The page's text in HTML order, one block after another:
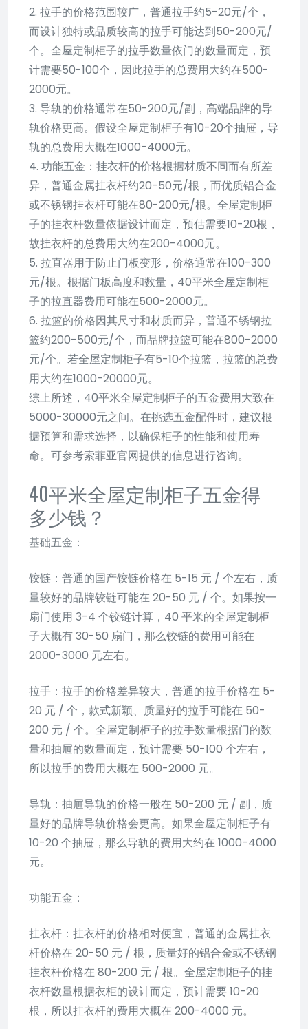
2. 拉手的价格范围较广，普通拉手约5-20元/个，
而设计独特或品质较高的拉手可能达到50-200元/
个。全屋定制柜子的拉手数量依门的数量而定，预
计需要50-100个，因此拉手的总费用大约在500-
2000元。
3. 导轨的价格通常在50-200元/副，高端品牌的导
轨价格更高。假设全屋定制柜子有10-20个抽屉，导
轨的总费用大概在1000-4000元。
4. 功能五金：挂衣杆的价格根据材质不同而有所差
异，普通金属挂衣杆约20-50元/根，而优质铝合金
或不锈钢挂衣杆可能在80-200元/根。全屋定制柜
子的挂衣杆数量依据设计而定，预估需要10-20根，
故挂衣杆的总费用大约在200-4000元。
5. 拉直器用于防止门板变形，价格通常在100-300
元/根。根据门板高度和数量，40平米全屋定制柜
子的拉直器费用可能在500-2000元。
6. 拉篮的价格因其尺寸和材质而异，普通不锈钢拉
篮约200-500元/个，而品牌拉篮可能在800-2000
元/个。若全屋定制柜子有5-10个拉篮，拉篮的总费
用大约在1000-20000元。
综上所述，40平米全屋定制柜子的五金费用大致在
5000-30000元之间。在挑选五金配件时，建议根
据预算和需求选择，以确保柜子的性能和使用寿
命。可参考索菲亚官网提供的信息进行咨询。
40平米全屋定制柜子五金得
多少钱？
基础五金：
铰链：普通的国产铰链价格在 5-15 元 / 个左右，质
量较好的品牌铰链可能在 20-50 元 / 个。如果按一
扇门使用 3-4 个铰链计算，40 平米的全屋定制柜
子大概有 30-50 扇门，那么铰链的费用可能在
2000-3000 元左右。
拉手：拉手的价格差异较大，普通的拉手价格在 5-
20 元 / 个，款式新颖、质量好的拉手可能在 50-
200 元 / 个。全屋定制柜子的拉手数量根据门的数
量和抽屉的数量而定，预计需要 50-100 个左右，
所以拉手的费用大概在 500-2000 元。
导轨：抽屉导轨的价格一般在 50-200 元 / 副，质
量好的品牌导轨价格会更高。如果全屋定制柜子有
10-20 个抽屉，那么导轨的费用大约在 1000-4000
元。
功能五金：
挂衣杆：挂衣杆的价格相对便宜，普通的金属挂衣
杆价格在 20-50 元 / 根，质量好的铝合金或不锈钢
挂衣杆价格在 80-200 元 / 根。全屋定制柜子的挂
衣杆数量根据衣柜的设计而定，预计需要 10-20
根，所以挂衣杆的费用大概在 200-4000 元。